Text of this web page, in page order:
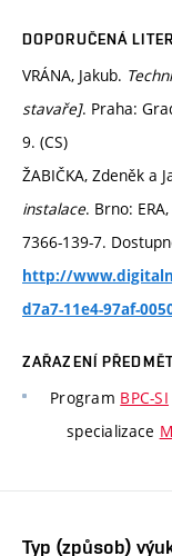
DOPORUČENÁ
VRÁNA, Jakub.
stavaře]. Praha:
9. (CS)
ŽABIČKA, Zdeněk a
instalace. Brno:
7366-139-7.
http://
d7a7-11e4-97af-
ZAŘAZENÍ
Program BPC-SI
specializace M
Typ (způsob)